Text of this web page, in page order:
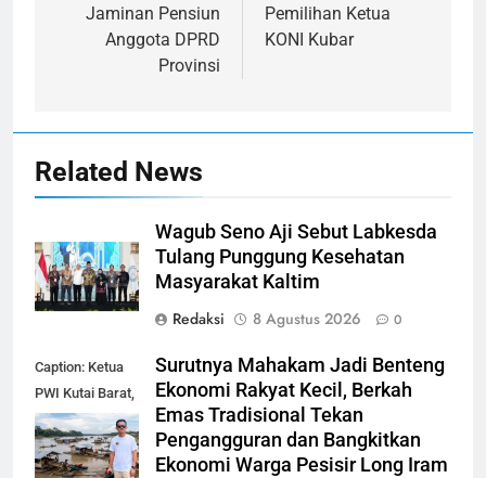
Jaminan Pensiun
Anggota DPRD
Provinsi
Pemilihan Ketua
KONI Kubar
Related News
Wagub Seno Aji Sebut Labkesda
Tulang Punggung Kesehatan
Masyarakat Kaltim
Redaksi
8 Agustus 2026 0
Caption: Ketua
PWI Kutai Barat,
Alfian Nur (dok-
smk)
Surutnya Mahakam Jadi Benteng
Ekonomi Rakyat Kecil, Berkah
Emas Tradisional Tekan
Pengangguran dan Bangkitkan
Ekonomi Warga Pesisir Long Iram